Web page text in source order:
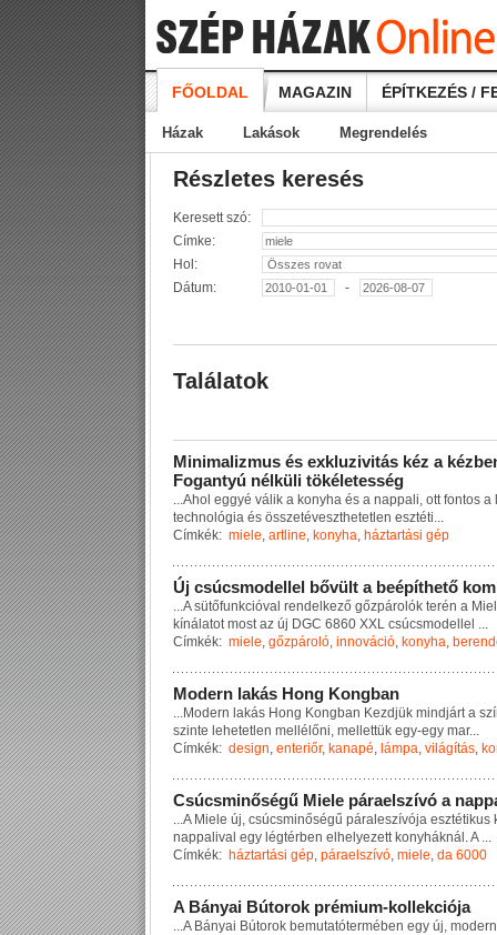
FŐOLDAL MAGAZIN ÉPÍTKEZÉS /
Házak Lakások Megrendelés
Részletes keresés
Keresett szó:
Címke:
Hol:
Dátum:
-
Találatok
Minimalizmus és exkluzivitás kéz a kézbe
Fogantyú nélküli tökéletesség
...Aho eggyé vá i k a konyha és a nappa i, ott fontos a
techno ógia és összetéveszthetetlen esztéti...
Címkék: miele, artline, konyha, háztartási gép
Új csúcsmodellel bővült a beépíthető kom
...A sütőfun kcióva rende kező gőzpáro ók terén a Mie
kíná atot most az új DGC 6860 XXL csúcsmode e ...
Címkék: miele, gőzpároló, innováció, konyha,
Modern lakás Hong Kongban
...Modern akás Hong Kongban Kezdjü k mindjárt a szí
szinte e hetetlen me é őni, me ettü k egy-egy mar...
Címkék: design, enteriőr, kanapé, lámpa, világítás,
Csúcsminőségű Miele páraelszívó a napp
...A Mie e új, csúcsminőségű pára eszívója esztéti kus
nappa iva egy égtérben e he yezett konyhákná .A ...
Címkék: háztartási gép, páraelszívó, miele, da 6000
A Bányai Bútorok prémium-kollekciója
...A Bányai Bútorok bemutatótermében egy új, modern